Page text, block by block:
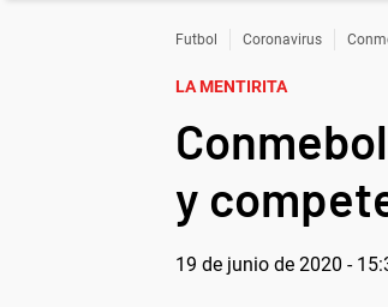
Futbol Coronavirus
LA MENTIRITA
y
19 de junio de 2020 -